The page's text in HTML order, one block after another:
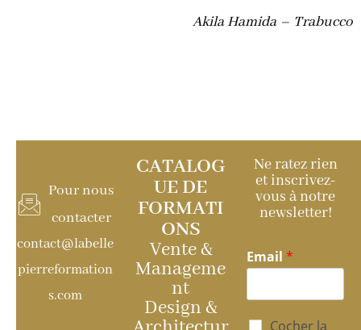
Akila Hamida – Trabucco
Pour nous
contacter
contact@labelle
pierreformation
s.com
CATALOG
UE DE
FORMATI
ONS
Vente &
Manageme
nt
Design &
Ne ratez rien
et inscrivez-
vous à notre
newsletter!
Email*
P
Cocher la